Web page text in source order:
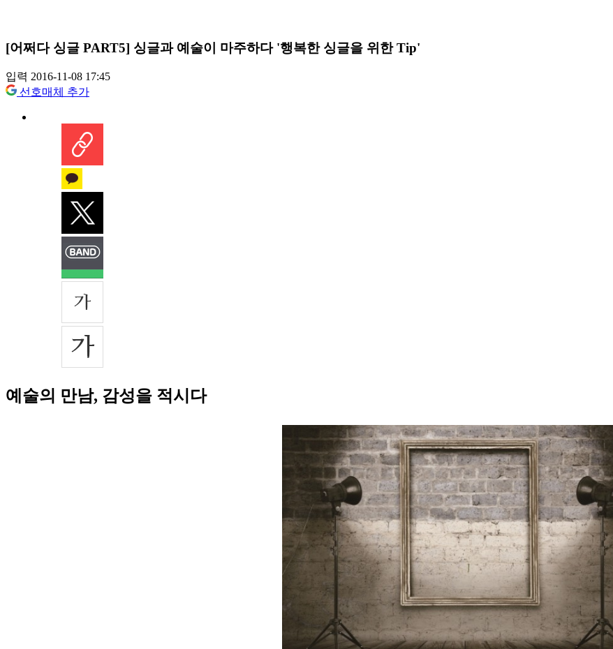
[어쩌다 싱글 PART5] 싱글과 예술이 마주하다 '행복한 싱글을 위한 Tip'
입력 2016-11-08 17:45
선호매체 추가
예술의 만남, 감성을 적시다